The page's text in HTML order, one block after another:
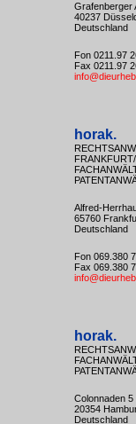
Grafenberger
40237
Deutschland
Fon 0211.97
Fax 0211.97
horak.
Alfred-
65760
Deutschland
Fon 069.380
Fax 069.380
horak.
Colonnaden 5
20354
Deutschland